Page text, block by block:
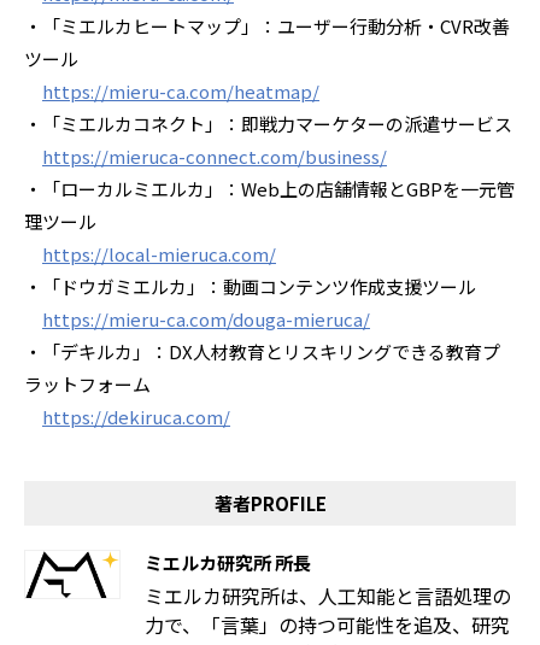
・「ミエルカヒートマップ」：ユーザー行動分析・CVR改善
ツール
https://mieru-ca.com/heatmap/
・「ミエルカコネクト」：即戦力マーケターの派遣サービス
https://mieruca-connect.com/business/
・「ローカルミエルカ」：Web上の店舗情報とGBPを一元管
理ツール
https://local-mieruca.com/
・「ドウガミエルカ」：動画コンテンツ作成支援ツール
https://mieru-ca.com/douga-mieruca/
・「デキルカ」：DX人材教育とリスキリングできる教育プ
ラットフォーム
https://dekiruca.com/
著者PROFILE
ミエルカ研究所 所長
ミエルカ研究所は、人工知能と言語処理の
力で、「言葉」の持つ可能性を追及、研究